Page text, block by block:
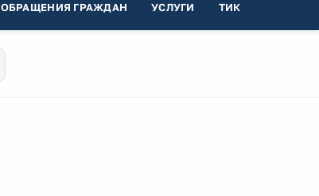
ОБРАЩЕНИЯ ГРАЖДАН УСЛУГИ ТИК